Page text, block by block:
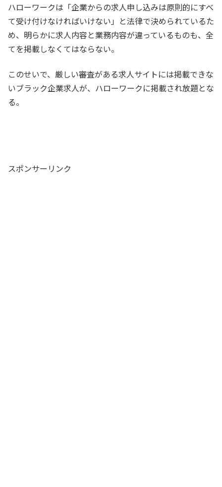
ハローワークは「企業からの求人申し込みは原則的にすべ
て受け付けなければいけない」と法律で決められているた
め、明らかに求人内容と業務内容が違っているものも、全
てを掲載しなくてはならない。
このせいで、厳しい審査がある求人サイトには掲載できな
いブラック企業求人が、ハローワークに掲載され放題とな
る。
スポンサーリンク